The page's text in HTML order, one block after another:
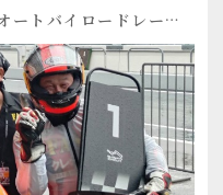
2026 6月7日 鈴鹿サンデーオートバイロードレース 第二戦